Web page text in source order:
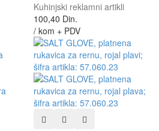
Kuhinjski reklamni artikli
100,40 Din.
/ kom + PDV
Dodaj u listu želja
Dodaj u listu za